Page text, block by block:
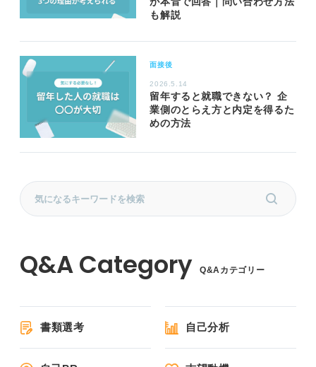
も解説
面接後
2026.5.14
留年すると就職できない？ 企
業側のとらえ方と内定を得るた
めの方法
Q&Aカテゴリー
書類選考 自己分析